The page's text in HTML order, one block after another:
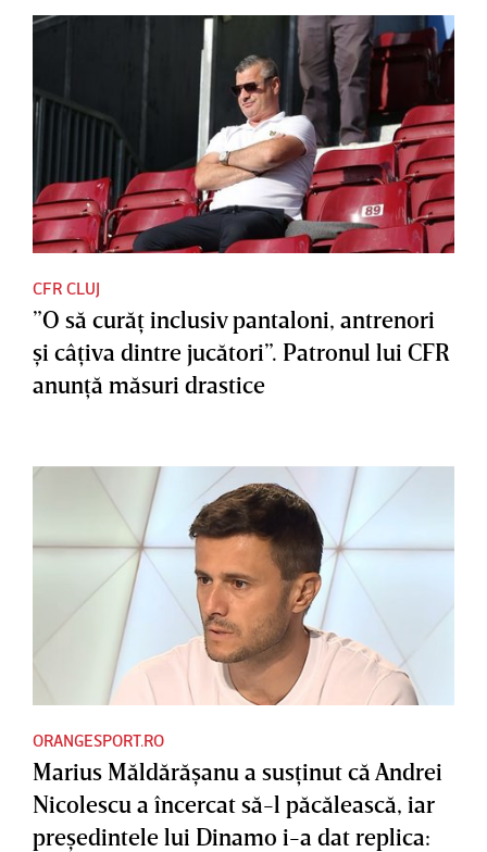
CFR CLUJ
”O să curăţ inclusiv pantaloni, antrenori
şi câţiva dintre jucători”. Patronul lui CFR
anunţă măsuri drastice
ORANGESPORT.RO
Marius Măldărăşanu a susţinut că Andrei
Nicolescu a încercat să-l păcălească, iar
preşedintele lui Dinamo i-a dat replica: